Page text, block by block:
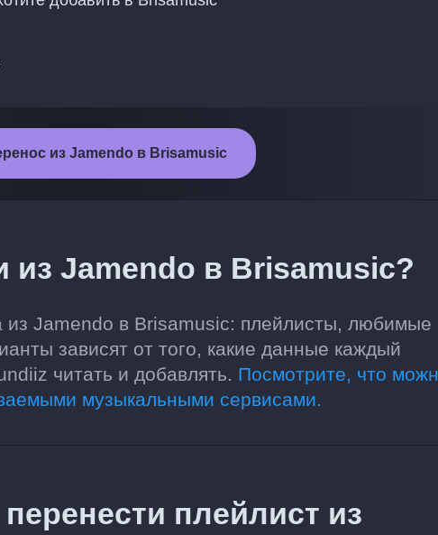
из Jamendo в Brisamusic
из Jamendo в Brisamusic?
из Jamendo в Brisamusic: плейлисты, любимые
зависят от того, какие данные каждый
читать и добавлять. Посмотрите, что
музыкальными сервисами.
плейлист из